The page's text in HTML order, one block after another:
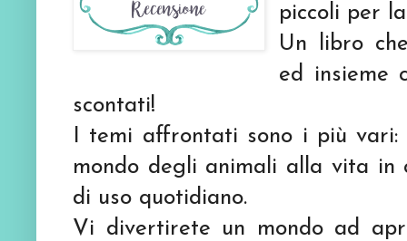
piccoli per
Un libro
ed insieme
scontati!
I temi affrontati sono i più
mondo degli animali alla vita
di uso quotidiano.
Vi divertirete un mondo ad